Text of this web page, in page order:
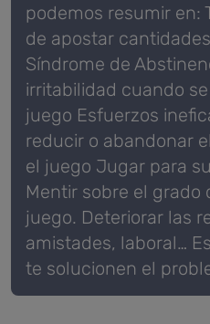
podemos resumir en:
de apostar
Síndrome de
irritabilidad cuando
juego Esfuerzos
reducir o abandonar
el juego Jugar para
Mentir sobre el grado
juego. Deteriorar las
amistades, laboral…
te solucionen el